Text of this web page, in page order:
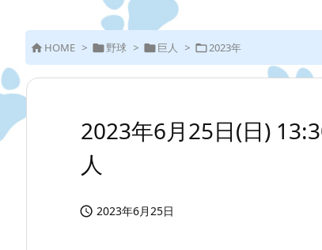
 HOME > 野球 > 巨人 > 2023年
2023年6月25日(日)
人
 2023年6月25日